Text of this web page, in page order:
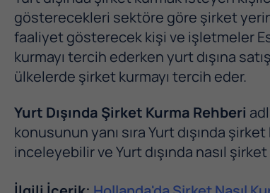
gösterecekleri sektöre göre şirket
faaliyet gösterecek kişi ve işletmeler
kurmayı tercih ederken yurt dışına
ülkelerde şirket kurmayı tercih eder.
Yurt Dışında Şirket Kurma Rehberi
konusunun yanı sıra Yurt dışında
inceleyebilir ve Yurt dışında nasıl